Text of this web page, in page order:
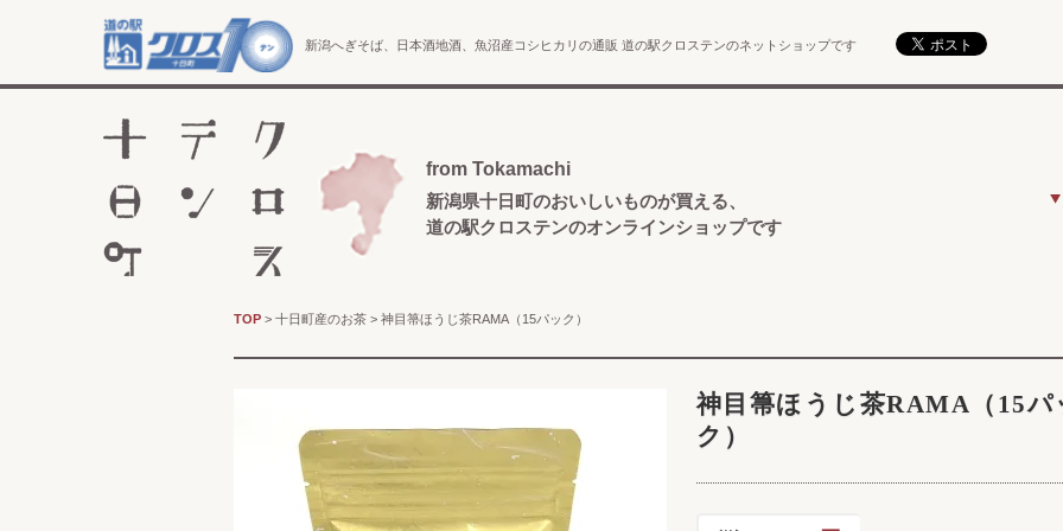
新潟へぎそば、日本酒地酒、魚沼産コシヒカリの通販 道の駅クロステンのネットショップです
from Tokamachi
新潟県十日町のおいしいものが買える、
道の駅クロステンのオンラインショップです
TOP > 十日町産のお茶 > 神目箒ほうじ茶RAMA（15パック）
神目箒ほうじ茶RAMA（15パ
ク）